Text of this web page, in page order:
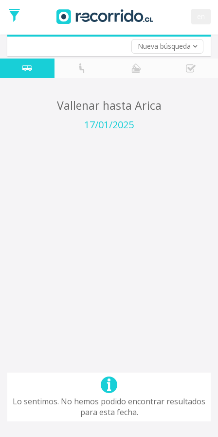
Nueva búsqueda
de
Ida
Vuelta (opcional)
Fecha
de
Vallenar hasta Arica
17/01/2025
Lo sentimos. No hemos podido encontrar resultados
para esta fecha.